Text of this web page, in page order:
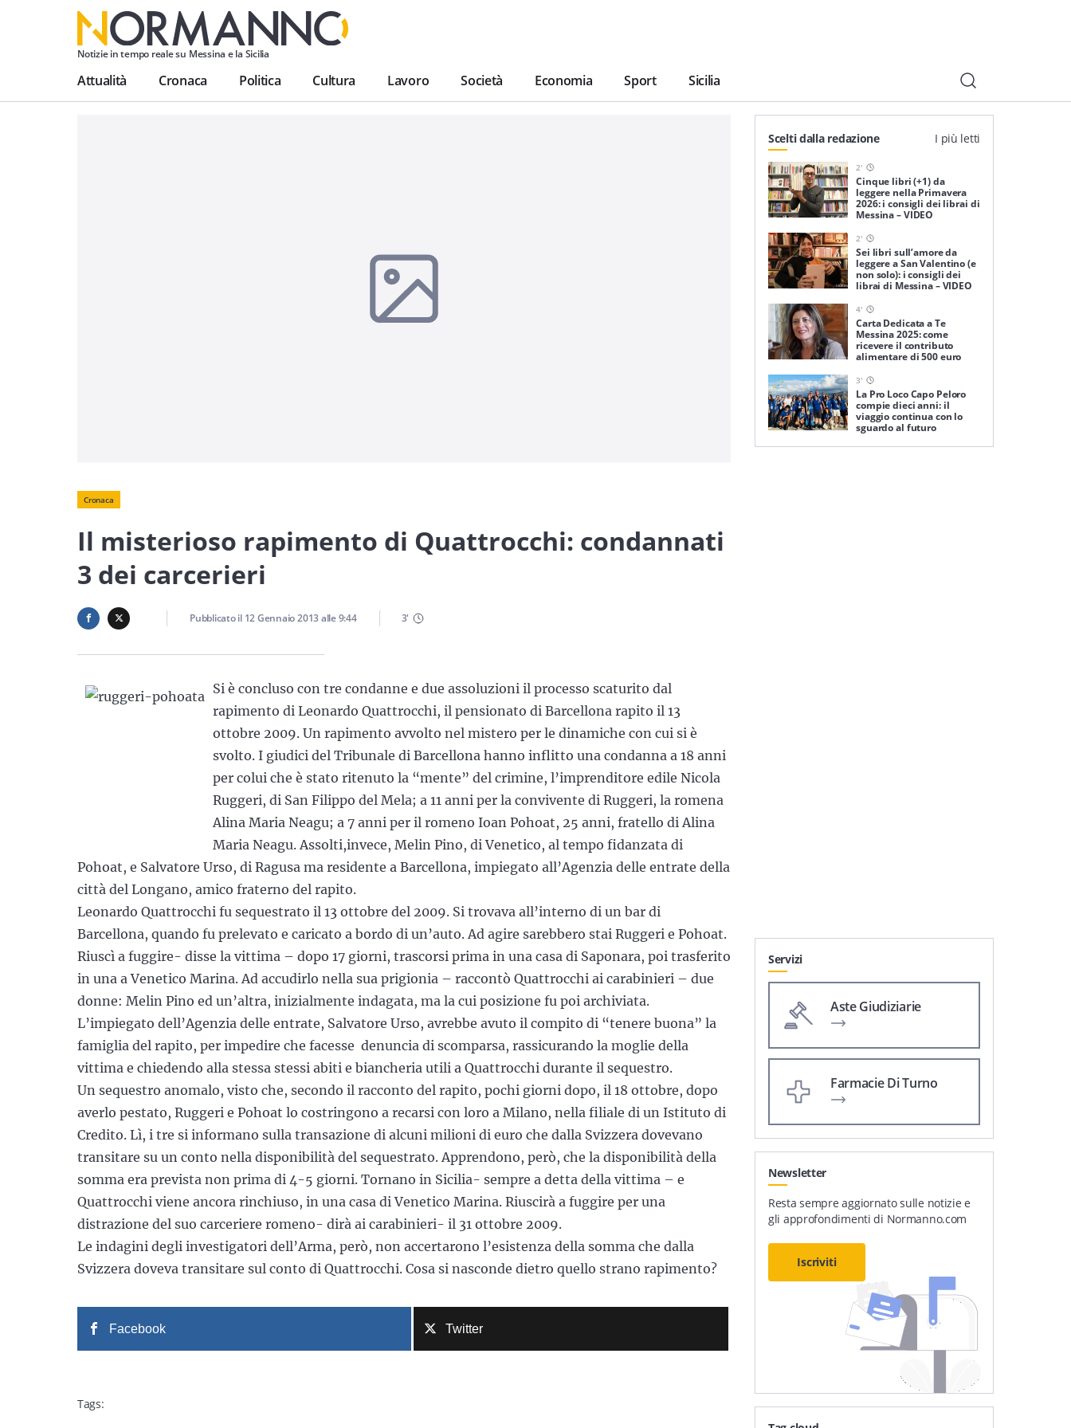
Notizie in tempo reale su Messina e la Sicilia
Attualità Cronaca Politica Cultura Lavoro Società Economia Sport Sicilia
Cronaca
Il misterioso rapimento di Quattrocchi: condannati
3 dei carcerieri
Pubblicato il 12 Gennaio 2013alle9:44 3'
Si è concluso con tre condanne e due assoluzioni il processo scaturito dal
rapimento di Leonardo Quattrocchi, il pensionato di Barcellona rapito il 13
ottobre 2009. Un rapimento avvolto nel mistero per le dinamiche con cui si è
svolto. I giudici del Tribunale di Barcellona hanno inflitto una condanna a 18 anni
per colui che è stato ritenuto la “mente” del crimine, l’imprenditore edile Nicola
Ruggeri, di San Filippo del Mela; a 11 anni per la convivente di Ruggeri, la romena
Alina Maria Neagu; a 7 anni per il romeno Ioan Pohoat, 25 anni, fratello di Alina
Maria Neagu. Assolti,invece, Melin Pino, di Venetico, al tempo fidanzata di
Pohoat, e Salvatore Urso, di Ragusa ma residente a Barcellona, impiegato all’Agenzia delle entrate della
città del Longano, amico fraterno del rapito.
Leonardo Quattrocchi fu sequestrato il 13 ottobre del 2009. Si trovava all’interno di un bar di
Barcellona, quando fu prelevato e caricato a bordo di un’auto. Ad agire sarebbero stai Ruggeri e Pohoat.
Riuscì a fuggire- disse la vittima – dopo 17 giorni, trascorsi prima in una casa di Saponara, poi trasferito
in una a Venetico Marina. Ad accudirlo nella sua prigionia – raccontò Quattrocchi ai carabinieri – due
donne: Melin Pino ed un’altra, inizialmente indagata, ma la cui posizione fu poi archiviata.
L’impiegato dell’Agenzia delle entrate, Salvatore Urso, avrebbe avuto il compito di “tenere buona” la
famiglia del rapito, per impedire che facesse denuncia di scomparsa, rassicurando la moglie della
vittima e chiedendo alla stessa stessi abiti e biancheria utili a Quattrocchi durante il sequestro.
Un sequestro anomalo, visto che, secondo il racconto del rapito, pochi giorni dopo, il 18 ottobre, dopo
averlo pestato, Ruggeri e Pohoat lo costringono a recarsi con loro a Milano, nella filiale di un Istituto di
Credito. Lì, i tre si informano sulla transazione di alcuni milioni di euro che dalla Svizzera dovevano
transitare su un conto nella disponibilità del sequestrato. Apprendono, però, che la disponibilità della
somma era prevista non prima di 4-5 giorni. Tornano in Sicilia- sempre a detta della vittima – e
Quattrocchi viene ancora rinchiuso, in una casa di Venetico Marina. Riuscirà a fuggire per una
distrazione del suo carceriere romeno- dirà ai carabinieri- il 31 ottobre 2009.
Le indagini degli investigatori dell’Arma, però, non accertarono l’esistenza della somma che dalla
Svizzera doveva transitare sul conto di Quattrocchi. Cosa si nasconde dietro quello strano rapimento?
Facebook Twitter
Tags:
Scelti dalla redazione I più letti
2'
Cinque libri (+1) da
leggere nella Primavera
2026: i consigli dei librai di
Messina – VIDEO
2'
Sei libri sull’amore da
leggere a San Valentino (e
non solo): i consigli dei
librai di Messina – VIDEO
4'
Carta Dedicata a Te
Messina 2025: come
ricevere il contributo
alimentare di 500 euro
3'
La Pro Loco Capo Peloro
compie dieci anni: il
viaggio continua con lo
sguardo al futuro
Servizi
Aste Giudiziarie
Farmacie Di Turno
Newsletter
Resta sempre aggiornato sulle notizie e
gli approfondimenti di Normanno.com
Iscriviti